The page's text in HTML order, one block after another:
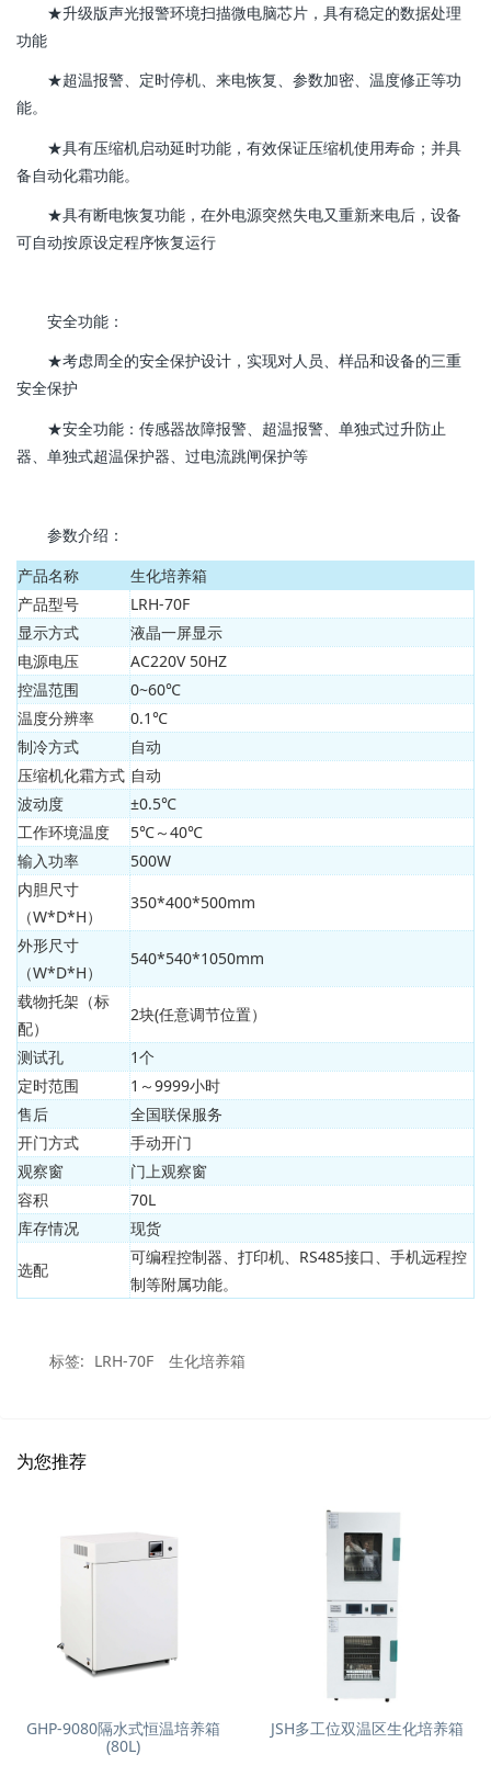
★升级版声光报警环境扫描微电脑芯片，具有稳定的数据处理
功能
★超温报警、定时停机、来电恢复、参数加密、温度修正等功
能。
★具有压缩机启动延时功能，有效保证压缩机使用寿命；并具
备自动化霜功能。
★具有断电恢复功能，在外电源突然失电又重新来电后，设备
可自动按原设定程序恢复运行
安全功能：
★考虑周全的安全保护设计，实现对人员、样品和设备的三重
安全保护
★安全功能：传感器故障报警、超温报警、单独式过升防止
器、单独式超温保护器、过电流跳闸保护等
参数介绍：
产品名称
生化培养箱
产品型号
LRH-70F
显示方式
液晶一屏显示
电源电压
AC220V 50HZ
控温范围
0~60℃
温度分辨率
0.1℃
制冷方式
自动
压缩机化霜方式 自动
波动度
±0.5℃
工作环境温度
5℃～40℃
输入功率
500W
内胆尺寸
（W*D*H）
350*400*500mm
外形尺寸
（W*D*H）
540*540*1050mm
载物托架（标
配）
2块(任意调节位置）
测试孔
1个
定时范围
1～9999小时
售后
全国联保服务
开门方式
手动开门
观察窗
门上观察窗
容积
70L
库存情况
现货
选配
可编程控制器、打印机、RS485接口、手机远程控
制等附属功能。
标签: LRH-70F 生化培养箱
为您推荐
GHP-9080隔水式恒温培养箱
(80L)
JSH多工位双温区生化培养箱